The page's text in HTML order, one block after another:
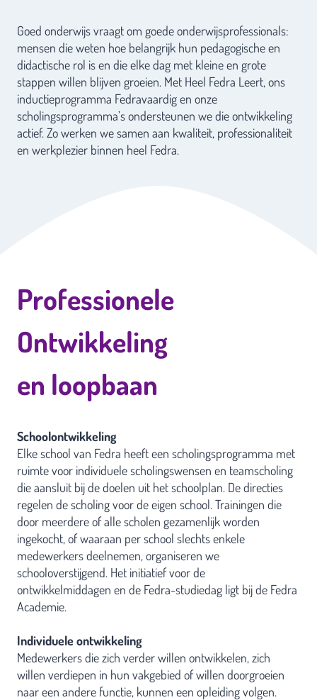
Goed onderwijs vraagt om goede onderwijsprofessionals:
mensen die weten hoe belangrijk hun pedagogische en
didactische rol is en die elke dag met kleine en grote
stappen willen blijven groeien. Met Heel Fedra Leert, ons
inductieprogramma Fedravaardig en onze
scholingsprogramma’s ondersteunen we die ontwikkeling
actief. Zo werken we samen aan kwaliteit, professionaliteit
en werkplezier binnen heel Fedra.
Professionele
Ontwikkeling
en loopbaan
Schoolontwikkeling
Elke school van Fedra heeft een scholingsprogramma met
ruimte voor individuele scholingswensen en teamscholing
die aansluit bij de doelen uit het schoolplan. De directies
regelen de scholing voor de eigen school. Trainingen die
door meerdere of alle scholen gezamenlijk worden
ingekocht, of waaraan per school slechts enkele
medewerkers deelnemen, organiseren we
schooloverstijgend. Het initiatief voor de
ontwikkelmiddagen en de Fedra-studiedag ligt bij de Fedra
Academie.
Individuele ontwikkeling
Medewerkers die zich verder willen ontwikkelen, zich
willen verdiepen in hun vakgebied of willen doorgroeien
naar een andere functie, kunnen een opleiding volgen.